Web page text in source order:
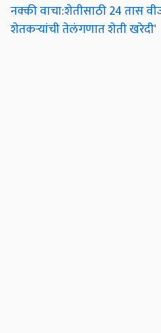
नक्की वाचा:शेतीसाठी 24 तास
शेतकऱ्यांची तेलंगणात शेती खरेदी'